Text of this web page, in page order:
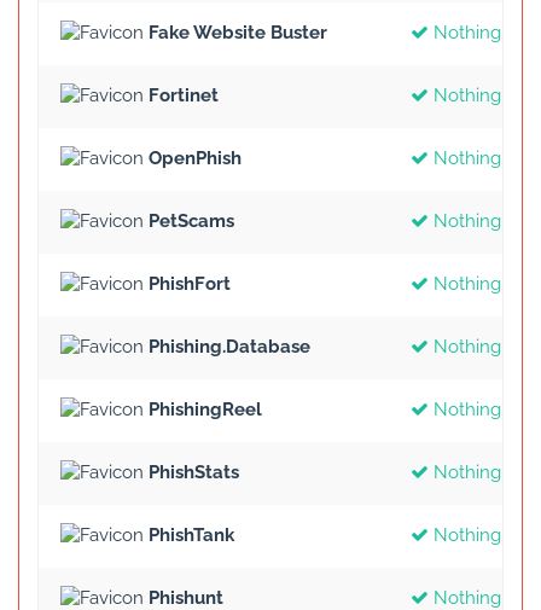
Fake Website Buster Nothing
Fortinet Nothing
OpenPhish Nothing
PetScams Nothing
PhishFort Nothing
Phishing.Database Nothing
PhishingReel Nothing
PhishStats Nothing
PhishTank Nothing
Phishunt Nothing